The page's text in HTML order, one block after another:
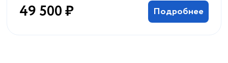
49 500 ₽ Подробнее